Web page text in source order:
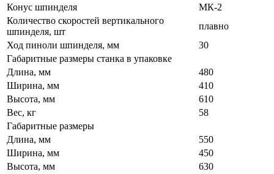
Конус шпинделя
МК-2
Количество скоростей вертикального
шпинделя, шт
плавно
Ход пиноли шпинделя, мм
30
Габаритные размеры станка в упаковке
Длина, мм
480
Ширина, мм
410
Высота, мм
610
Вес, кг
58
Габаритные размеры
Длина, мм
550
Ширина, мм
450
Высота, мм
630